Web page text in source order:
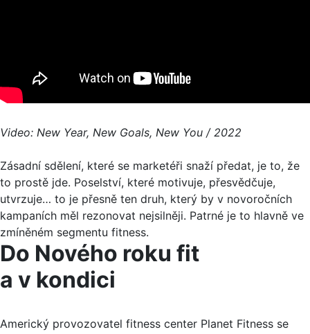
Video: New Year, New Goals, New You / 2022
Zásadní sdělení, které se marketéři snaží předat, je to, že
to prostě jde. Poselství, které motivuje, přesvědčuje,
utvrzuje… to je přesně ten druh, který by v novoročních
kampaních měl rezonovat nejsilněji. Patrné je to hlavně ve
zmíněném segmentu fitness.
Do Nového roku fit
a v kondici
Americký provozovatel fitness center Planet Fitness se